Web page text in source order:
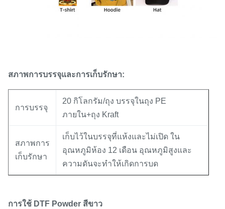
สภาพการบรรจุและการเก็บรักษา:
การบรรจุ
20 กิโลกรัม/ถุง บรรจุในถุง PE
ภายใน+ถุง Kraft
สภาพการ
เก็บรักษา
เก็บไว้ในบรรจุที่แห้งและไม่เปิด ใน
อุณหภูมิห้อง 12 เดือน อุณหภูมิสูงและ
ความดันจะทําให้เกิดการบด
การใช้ DTF Powder สีขาว